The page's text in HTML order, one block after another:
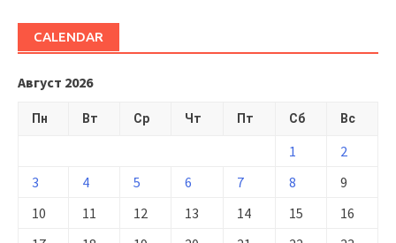
CALENDAR
Август 2026
Пн Вт Ср Чт Пт Сб Вс
1
2
3
4 5 6 7 8
9
10
11 12 13 14 15
16